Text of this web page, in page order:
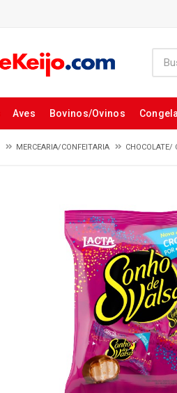
Aves Bovinos/Ovinos
MERCEARIA/CONFEITARIA CHOCOLATE/